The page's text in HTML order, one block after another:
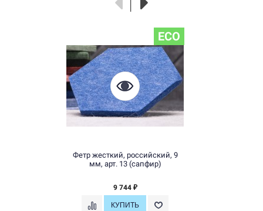
ECO
Фетр жесткий, российский, 9
мм, арт. 13 (сапфир)
9 744 ₽